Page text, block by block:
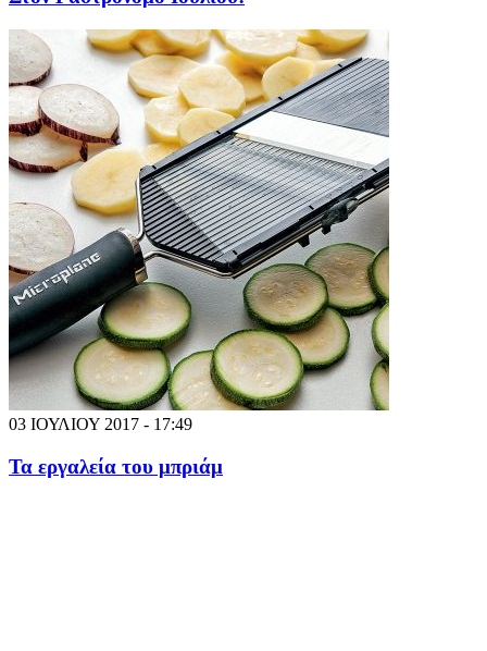
03 ΙΟΥΛΙΟΥ 2017 - 17:49
Τα εργαλεία του μπριάμ